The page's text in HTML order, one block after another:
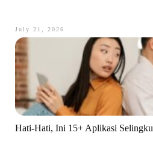
July 21, 2026
Hati-Hati, Ini 15+ Aplikasi